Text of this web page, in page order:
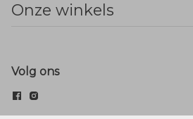
Onze winkels
Volg ons